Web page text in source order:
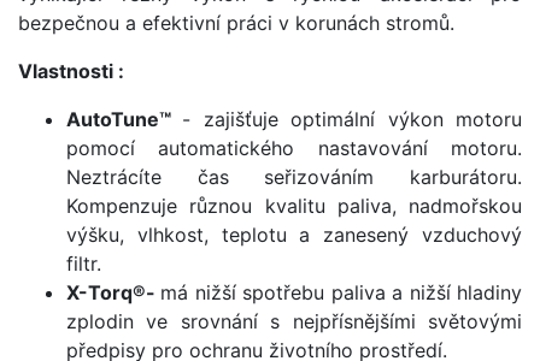
bezpečnou a efektivní práci v korunách stromů.
Vlastnosti :
AutoTune™ - zajišťuje optimální výkon motoru
pomocí automatického nastavování motoru.
Neztrácíte čas seřizováním karburátoru.
Kompenzuje různou kvalitu paliva, nadmořskou
výšku, vlhkost, teplotu a zanesený vzduchový
filtr.
X-Torq®- má nižší spotřebu paliva a nižší hladiny
zplodin ve srovnání s nejpřísnějšími světovými
předpisy pro ochranu životního prostředí.